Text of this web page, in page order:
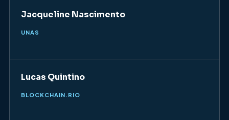
Jacqueline Nascimento
UNAS
Lucas Quintino
BLOCKCHAIN.RIO